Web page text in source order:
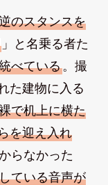
のスタンスを
」と名乗る者た
べている。撮
た建物に入る
で机上に横た
を迎え入れ
らなかった
ている音声が